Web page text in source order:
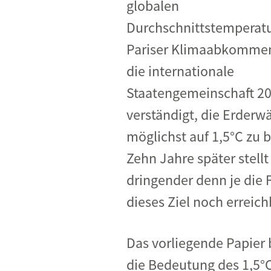
Industrietransformation
Klimafinanzierung
Wirtschaft, Finanzen &
Unternehmensverantwortung
Globaler Handel
Ressourcen &
globalen
Pariser
die internationale
Staatengemeinschaft
verständigt, die
möglichst auf 1,5°C zu
Zehn Jahre später
dringender denn je die
dieses Ziel noch
Das vorliegende
die Bedeutung des